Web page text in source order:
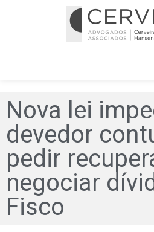
Nova lei
devedor
pedir
negociar
Fisco